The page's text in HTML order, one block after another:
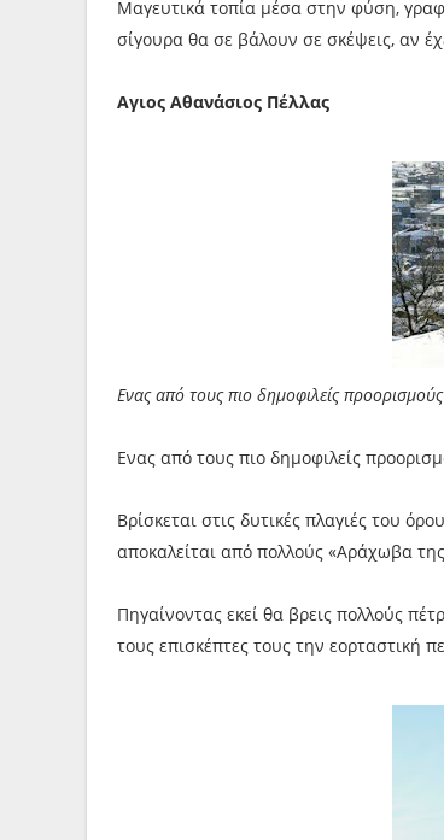
Μαγευτικά τοπία μέσα στην φύση,
σίγουρα θα σε βάλουν σε σκέψεις, αν
Αγιος Αθανάσιος Πέλλας
Ενας από τους πιο δημοφιλείς
Ενας από τους πιο δημοφιλείς
Βρίσκεται στις δυτικές πλαγιές του
αποκαλείται από πολλούς «Αράχωβα
Πηγαίνοντας εκεί θα βρεις πολλούς
τους επισκέπτες τους την εορταστική